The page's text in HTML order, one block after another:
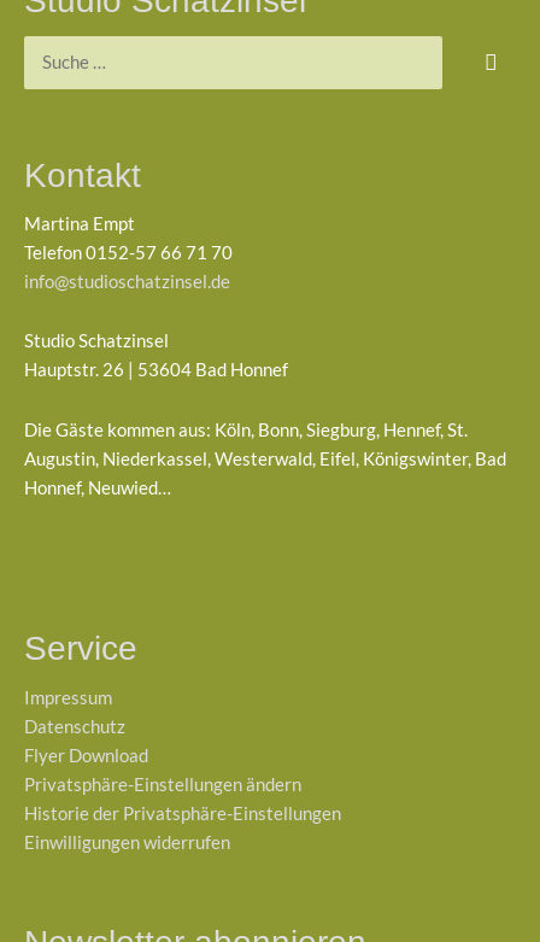
Kontakt
Martina Empt
Telefon 0152-57 66 71 70
info@studioschatzinsel.de
Studio Schatzinsel
Hauptstr. 26 | 53604 Bad Honnef
Die Gäste kommen aus: Köln, Bonn, Siegburg, Hennef, St.
Augustin, Niederkassel, Westerwald, Eifel, Königswinter, Bad
Honnef, Neuwied…
Service
Impressum
Datenschutz
Flyer Download
Privatsphäre-Einstellungen ändern
Historie der Privatsphäre-Einstellungen
Einwilligungen widerrufen